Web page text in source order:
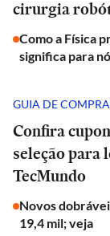
cirurgia
Como a Física
significa para
GUIA DE
Confira
seleção para
TecMundo
Novos
19,4 mil; veja